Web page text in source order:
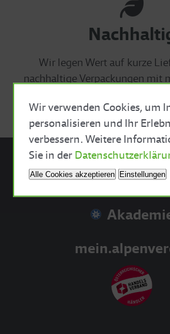
Wir legen Wert auf kurze
nachhaltige Verpackungen mit
Sektionsshop
Close Cookie Bar
Wir verwenden Cookies, um
personalisieren und Ihr
verbessern. Weitere
Sie in der
Alle Cookies akzeptieren Einstellungen